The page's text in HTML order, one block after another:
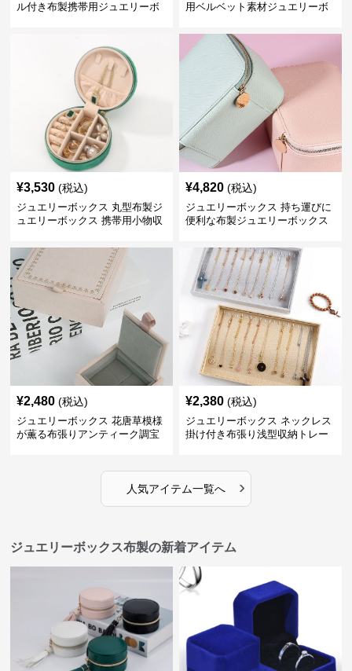
ル付き布製携帯用ジュエリーボ
用ベルベット素材ジュエリーボ
¥3,530 (税込)
ジュエリーボックス 丸型布製ジ
ュエリーボックス 携帯用小物収
¥4,820 (税込)
ジュエリーボックス 持ち運びに
便利な布製ジュエリーボックス
¥2,480 (税込)
ジュエリーボックス 花唐草模様
が薫る布張りアンティーク調宝
¥2,380 (税込)
ジュエリーボックス ネックレス
掛け付き布張り浅型収納トレー
人気アイテム一覧へ ›
ジュエリーボックス布製の新着アイテム